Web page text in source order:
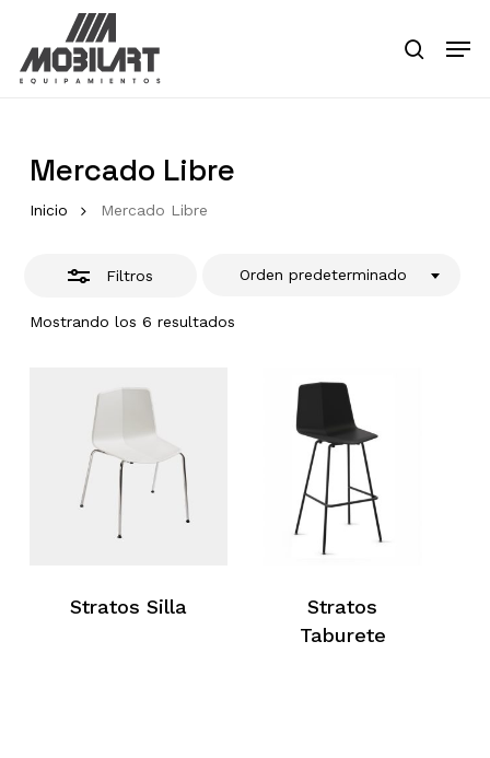
main
search
Mercado Libre
Inicio Mercado Libre
Filtros
Mostrando los 6 resultados
Orden predeterminado
Close
Stratos Silla
Stratos
Taburete